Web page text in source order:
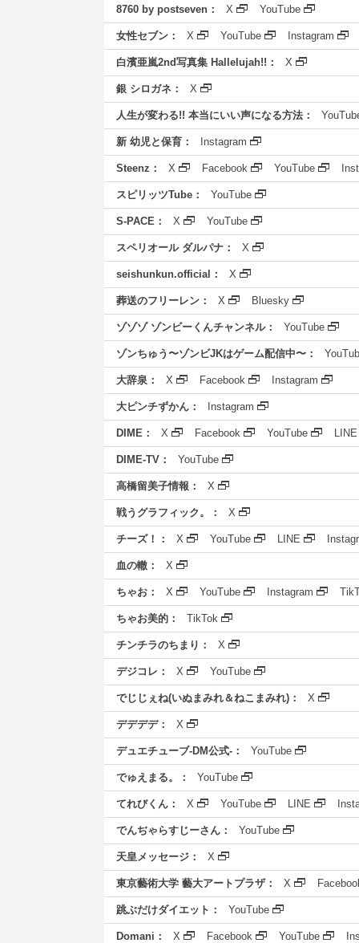
8760 by postseven： X YouTube
女性セブン： X YouTube Instagram
白濱亜嵐2nd写真集 Hallelujah!!： X
銀 シロガネ： X
人生が変わる!! 本当にいい声になる方法：
新 幼児と保育： Instagram
Steenz： X Facebook YouTube
スピリッツTube： YouTube
S-PACE： X YouTube
スペリオール ダルパナ： X
seishunkun.official： X
葬送のフリーレン： X Bluesky
ゾゾゾ ゾンビーくんチャンネル： YouTube
ゾンちゅう〜ゾンビJKはゲーム配信中〜：
大辞泉： X Facebook Instagram
大ピンチずかん： Instagram
DIME： X Facebook YouTube LINE
DIME-TV： YouTube
高橋留美子情報： X
戦うグラフィック。： X
チーズ！： X YouTube LINE
血の轍： X
ちゃお： X YouTube Instagram
ちゃお美的： TikTok
チンチラのちまり： X
デジコレ： X YouTube
でじじぇね(いぬまみれ＆ねこまみれ)： X
デデデデ： X
デュエチューブ-DM公式-： YouTube
でゅえまる。： YouTube
てれびくん： X YouTube LINE
でんぢゃらすじーさん： YouTube
天皇メッセージ： X
東京藝術大学 藝大アートプラザ： X
跳ぶだけダイエット： YouTube
Domani： X Facebook YouTube